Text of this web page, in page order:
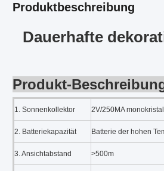
Produktbeschreibung
Dauerhafte
Produkt-
1. Sonnenkollektor 2V/250MA
2. Batteriekapazität Batterie der hohen
3. Ansichtabstand >500m